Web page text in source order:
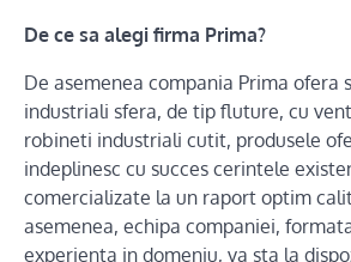
De ce sa alegi firma Prima?
De asemenea compania Prima ofera
industriali sfera, de tip fluture, cu
robineti industriali cutit, produsele
indeplinesc cu succes cerintele
comercializate la un raport optim
asemenea, echipa companiei,
experienta in domeniu, va sta la